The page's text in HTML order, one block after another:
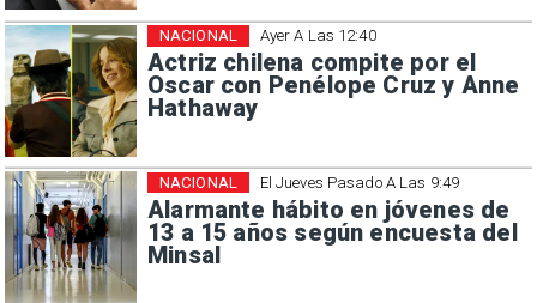
Ayer A Las 12:40
Actriz chilena compite por el
Oscar con Penélope Cruz y Anne
Hathaway
NACIONAL
El Jueves Pasado A Las 9:49
Alarmante hábito en jóvenes de
13 a 15 años según encuesta del
Minsal
NACIONAL